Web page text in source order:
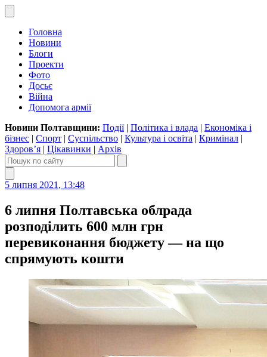
Головна
Новини
Блоги
Проекти
Фото
Досьє
Війна
Допомога армії
Новини Полтавщини: Події| Політика і влада | Економіка і
бізнес | Спорт | Суспільство | Культура і освіта | Кримінал |
Здоров’я | Цікавинки | Архів
5 липня 2021, 13:48
6 липня Полтавська облрада
розподілить 600 млн грн
перевиконання бюджету — на що
спрямують кошти